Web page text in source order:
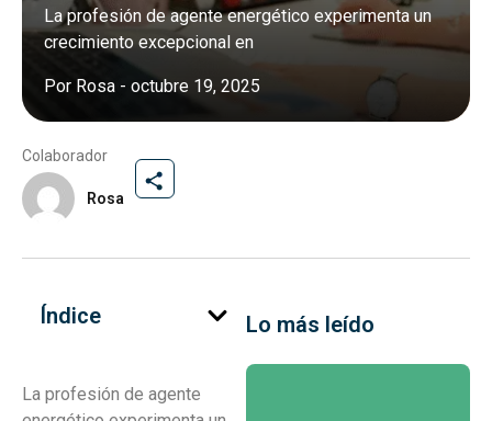
La profesión de agente energético experimenta un
crecimiento excepcional en
Por Rosa - octubre 19, 2025
Colaborador
Rosa
Índice
La profesión de agente
Lo más leído